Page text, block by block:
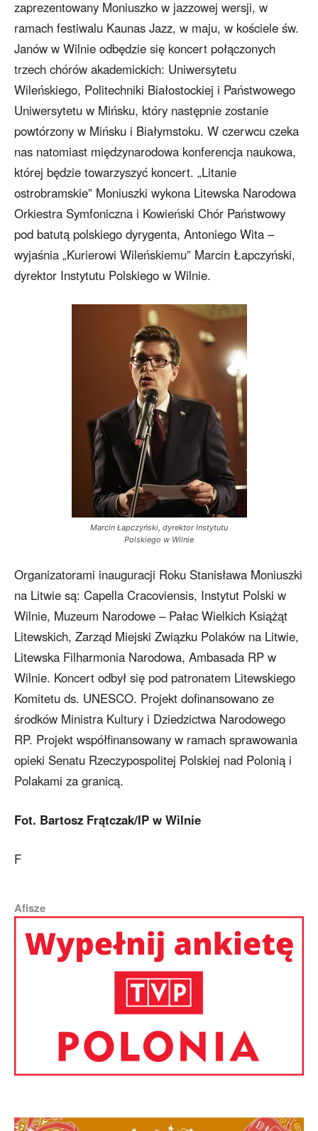
zaprezentowany Moniuszko w jazzowej wersji, w
ramach festiwalu Kaunas Jazz, w maju, w kościele św.
Janów w Wilnie odbędzie się koncert połączonych
trzech chórów akademickich: Uniwersytetu
Wileńskiego, Politechniki Białostockiej i Państwowego
Uniwersytetu w Mińsku, który następnie zostanie
powtórzony w Mińsku i Białymstoku. W czerwcu czeka
nas natomiast międzynarodowa konferencja naukowa,
której będzie towarzyszyć koncert. „Litanie
ostrobramskie” Moniuszki wykona Litewska Narodowa
Orkiestra Symfoniczna i Kowieński Chór Państwowy
pod batutą polskiego dyrygenta, Antoniego Wita –
wyjaśnia „Kurierowi Wileńskiemu” Marcin Łapczyński,
dyrektor Instytutu Polskiego w Wilnie.
Marcin Łapczyński, dyrektor Instytutu
Polskiego w Wilnie
Organizatorami inauguracji Roku Stanisława Moniuszki
na Litwie są: Capella Cracoviensis, Instytut Polski w
Wilnie, Muzeum Narodowe – Pałac Wielkich Książąt
Litewskich, Zarząd Miejski Związku Polaków na Litwie,
Litewska Filharmonia Narodowa, Ambasada RP w
Wilnie. Koncert odbył się pod patronatem Litewskiego
Komitetu ds. UNESCO. Projekt dofinansowano ze
środków Ministra Kultury i Dziedzictwa Narodowego
RP. Projekt współfinansowany w ramach sprawowania
opieki Senatu Rzeczypospolitej Polskiej nad Polonią i
Polakami za granicą.
Fot. Bartosz Frątczak/IP w Wilnie
F
Afisze